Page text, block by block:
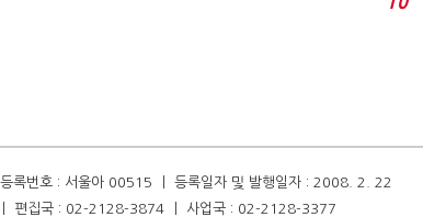
록번호 : 서울아 00515 ㅣ 등록일자 및 발행일자 : 2008. 2. 22
ㅣ 편집국 : 02-2128-3874 ㅣ 사업국 : 02-2128-3377